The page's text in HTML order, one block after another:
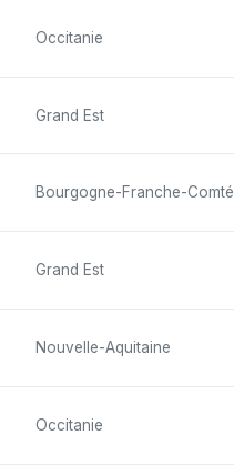
Occitanie
Grand Est
Bourgogne-Franche-Comté
Grand Est
Nouvelle-Aquitaine
Occitanie